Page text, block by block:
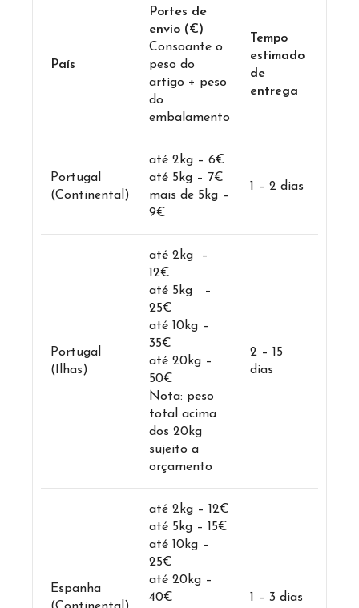
País
Portes de
envio (€)
Consoante o
peso do
artigo + peso
do
embalamento
Tempo
estimado
de
entrega
Portugal
(Continental)
até 2kg – 6€
até 5kg – 7€
mais de 5kg –
9€
1 – 2 dias
Portugal
(Ilhas)
até 2kg –
12€
até 5kg –
25€
até 10kg –
35€
até 20kg –
50€
Nota: peso
total acima
dos 20kg
sujeito a
orçamento
2 – 15
dias
Espanha
até 2kg – 12€
até 5kg – 15€
até 10kg –
25€
até 20kg –
40€
1 – 3 dias